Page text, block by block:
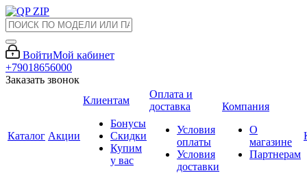
ВойтиМой кабинет
+79018656000
Заказать звонок
Каталог Акции
Клиентам
Бонусы
Скидки
Купим
у вас
Оплата и
доставка
Условия
оплаты
Условия
доставки
Компания
О
магазине
Партнерам